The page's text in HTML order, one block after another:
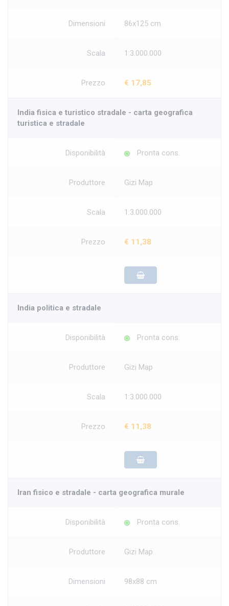
Dimensioni 86x125 cm
Scala 1:3.000.000
Prezzo € 17,85
India fisica e turistico stradale - carta geografica
turistica e stradale
Disponibilità Pronta cons.
Produttore Gizi Map
Scala 1:3.000.000
Prezzo € 11,38
India politica e stradale
Disponibilità Pronta cons.
Produttore Gizi Map
Scala 1:3.000.000
Prezzo € 11,38
Iran fisico e stradale - carta geografica murale
Disponibilità Pronta cons.
Produttore Gizi Map
Dimensioni 98x88 cm